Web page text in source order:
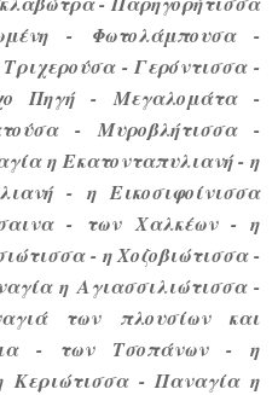
- Φωτολάμπουσα -
- Γερόντισσα -
Πηγή - Μεγαλομάτα -
- Μυροβλήτισσα -
η Εκατονταπυλιανή - η
- η Εικοσιφοίνισσα
- των Χαλκέων - η
- η Χοζοβιώτισσα -
η Αγιασσιλιώτισσα -
των πλουσίων και
- των Tσοπάνων - η
Κεριώτισσα - Παναγία η